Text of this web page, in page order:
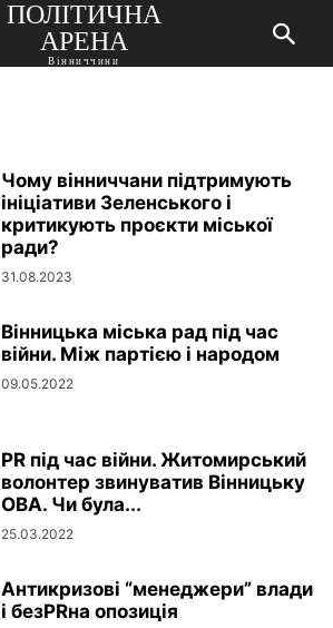
ПОЛІТИЧНА
АРЕНА
Вінниччини
Чому вінниччани підтримують
ініціативи Зеленського і
критикують проєкти міської
ради?
31.08.2023
Вінницька міська рад під час
війни. Між партією і народом
09.05.2022
PR під час війни. Житомирський
волонтер звинуватив Вінницьку
ОВА. Чи була...
25.03.2022
Антикризові “менеджери” влади
і безPRна опозиція